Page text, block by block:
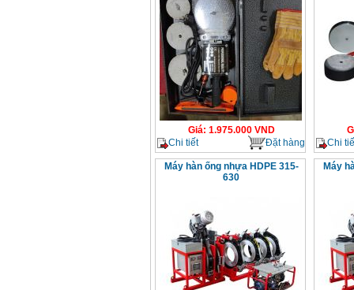
Giá: 1.975.000VND
Chi tiết
Đặt hàng
Chi
Máy hàn ống nhựa HDPE 315-
630
Máy